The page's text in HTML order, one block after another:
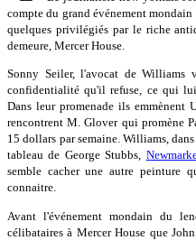
compte du grand événement
quelques privilégiés par le riche
demeure, Mercer House.
Sonny Seiler, l'avocat de Williams
confidentialité qu'il refuse, ce qui
Dans leur promenade ils emmènent
rencontrent M. Glover qui promène
15 dollars par semaine. Williams,
tableau de George Stubbs,
semble cacher une autre peinture
connaitre.
Avant l'événement mondain du
célibataires à Mercer House que